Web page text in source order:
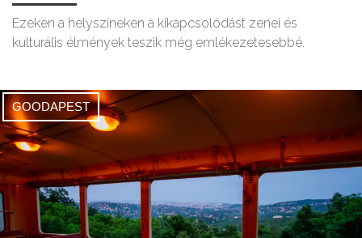
Ezeken a helyszíneken a kikapcsolódást zenei és
kulturális élmények teszik még emlékezetesebbé.
GOODAPEST